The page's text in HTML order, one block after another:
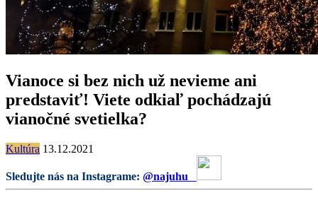
Vianoce si bez nich už nevieme ani
predstaviť! Viete odkiaľ pochádzajú
vianočné svetielka?
Kultúra 13.12.2021
Sledujte nás na Instagrame: @najuhu